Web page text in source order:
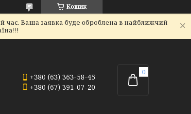
Кошик
час. Ваша заявка буде оброблена в найближчий
+380 (63) 363-58-45
+380 (67) 391-07-20